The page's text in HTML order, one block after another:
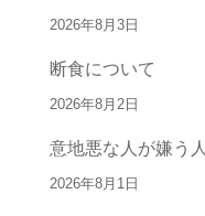
2026年8月3日
断食について
2026年8月2日
意地悪な人が嫌う人
2026年8月1日